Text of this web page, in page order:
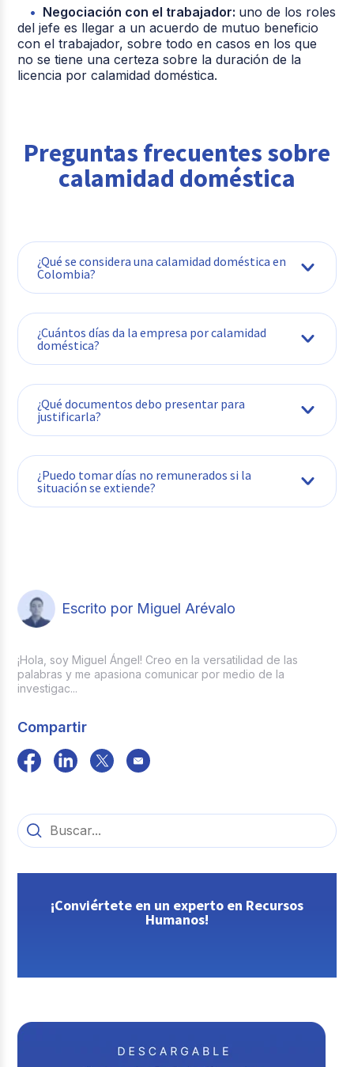
Negociación con el trabajador: uno de los roles
del jefe es llegar a un acuerdo de mutuo beneficio
con el trabajador, sobre todo en casos en los que
no se tiene una certeza sobre la duración de la
licencia por calamidad doméstica.
Preguntas frecuentes sobre
calamidad doméstica
¿Qué se considera una calamidad doméstica en
Colombia?
¿Cuántos días da la empresa por calamidad
doméstica?
¿Qué documentos debo presentar para
justificarla?
¿Puedo tomar días no remunerados si la
situación se extiende?
Escrito por Miguel Arévalo
¡Hola, soy Miguel Ángel! Creo en la versatilidad de las
palabras y me apasiona comunicar por medio de la
investigac...
Compartir
¡Conviértete en un experto en Recursos
Humanos!